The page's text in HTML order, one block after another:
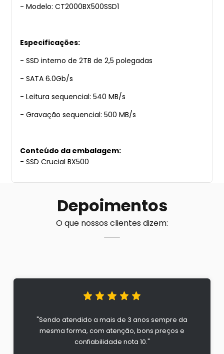
- Modelo: CT2000BX500SSD1
Especificações:
- SSD interno de 2TB de 2,5 polegadas
- SATA 6.0Gb/s
- Leitura sequencial: 540 MB/s
- Gravação sequencial: 500 MB/s
Conteúdo da embalagem:
- SSD Crucial BX500
Depoimentos
O que nossos clientes dizem:
"Sendo atendido a mais de 3 anos sempre da
mesma forma, com atenção, bons preços e
confiabilidade nota 10."